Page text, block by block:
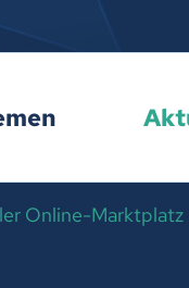
Online-Marktplatz